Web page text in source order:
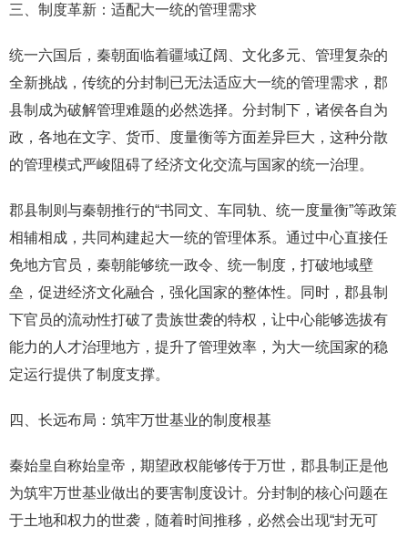
三、制度革新：适配大一统的管理需求
统一六国后，秦朝面临着疆域辽阔、文化多元、管理复杂的
全新挑战，传统的分封制已无法适应大一统的管理需求，郡
县制成为破解管理难题的必然选择。分封制下，诸侯各自为
政，各地在文字、货币、度量衡等方面差异巨大，这种分散
的管理模式严峻阻碍了经济文化交流与国家的统一治理。
郡县制则与秦朝推行的“书同文、车同轨、统一度量衡”等政策
相辅相成，共同构建起大一统的管理体系。通过中心直接任
免地方官员，秦朝能够统一政令、统一制度，打破地域壁
垒，促进经济文化融合，强化国家的整体性。同时，郡县制
下官员的流动性打破了贵族世袭的特权，让中心能够选拔有
能力的人才治理地方，提升了管理效率，为大一统国家的稳
定运行提供了制度支撑。
四、长远布局：筑牢万世基业的制度根基
秦始皇自称始皇帝，期望政权能够传于万世，郡县制正是他
为筑牢万世基业做出的要害制度设计。分封制的核心问题在
于土地和权力的世袭，随着时间推移，必然会出现“封无可